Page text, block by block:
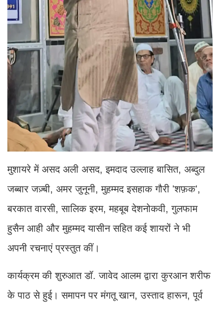
मुशायरे में असद अली असद, इमदाद उल्लाह बासित, अब्दुल
जब्बार जज़्बी, अमर जुनूनी, मुहम्मद इसहाक गौरी 'शफ़क',
बरकात वारसी, सालिक इरम, महबूब देशनोकवी, गुलफाम
हुसैन आही और मुहम्मद यासीन सहित कई शायरों ने भी
अपनी रचनाएं प्रस्तुत कीं।
कार्यक्रम की शुरुआत डॉ. जावेद आलम द्वारा कुरआन शरीफ
के पाठ से हुई। समापन पर मंगतू खान, उस्ताद हारून, पूर्व